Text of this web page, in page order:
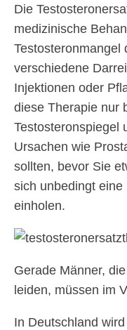
Die
medizinische
Testosteronmangel
verschiedene
Injektionen oder
diese Therapie nur
Testosteronspiegel
Ursachen wie
sollten, bevor Sie
sich unbedingt
einholen.
Gerade Männer,
leiden, müssen im
In Deutschland